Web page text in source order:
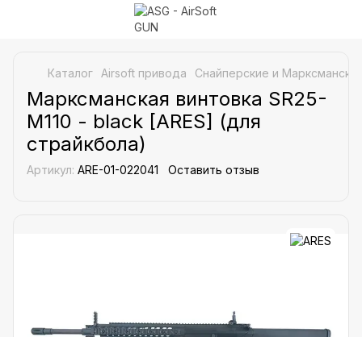
Каталог Airsoft привода Снайперские и
Марксманская винтовка SR25-
M110 - black [ARES] (для
страйкбола)
Артикул: ARE-01-022041 Оставить отзыв